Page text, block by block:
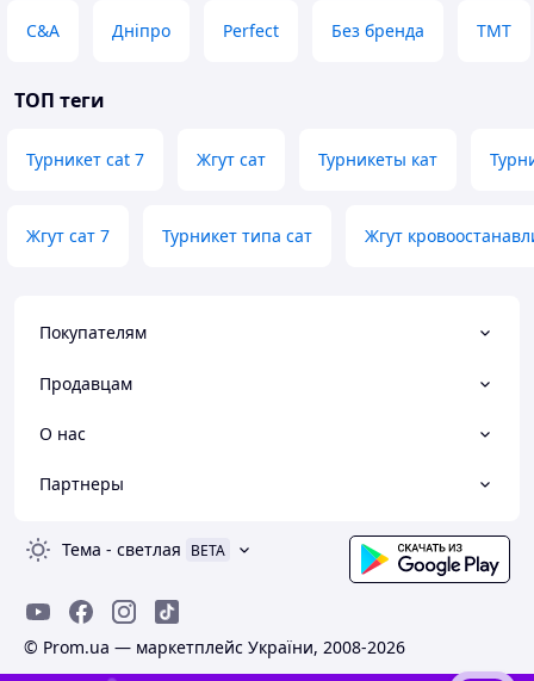
C&A Дніпро Perfect Без бренда TMT
ТОП теги
Турникет cat 7 Жгут сат Турникеты кат
Жгут сат 7 Турникет типа сат Жгут
Покупателям
Продавцам
О нас
Партнеры
Тема - светлая BETA
© Prom.ua — маркетплейс України, 2008-2026